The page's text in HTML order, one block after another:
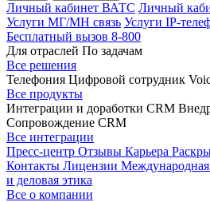
Личный кабинет ВАТС Личный
Услуги МГ/МН связь Услуги IP-
Бесплатный вызов 8-800
Для отраслей По задачам
Все решения
Телефония Цифровой сотрудник
Все продукты
Интеграции и доработки CRM
Сопровождение CRM
Все интеграции
Пресс-центр Отзывы Карьера
Контакты Лицензии Международная
и деловая этика
Все о компании